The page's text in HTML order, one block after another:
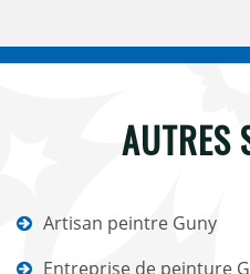
AUTRES
Artisan peintre Guny
Entreprise de peinture